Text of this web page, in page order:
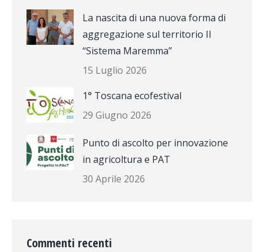
La nascita di una nuova forma di
aggregazione sul territorio Il
“Sistema Maremma”
15 Luglio 2026
1° Toscana ecofestival
29 Giugno 2026
Punto di ascolto per innovazione
in agricoltura e PAT
30 Aprile 2026
Commenti recenti